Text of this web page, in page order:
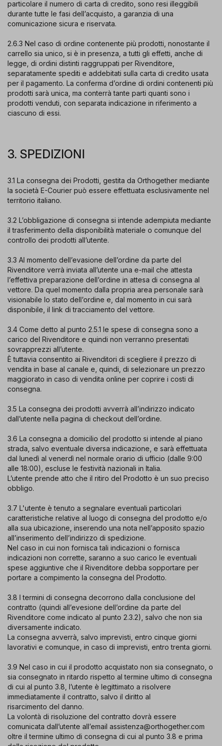
particolare il numero di carta di credito, sono resi illeggibili
durante tutte le fasi dell’acquisto, a garanzia di una
comunicazione sicura e riservata.
2.6.3 Nel caso di ordine contenente più prodotti, nonostante il
carrello sia unico, si è in presenza, a tutti gli effetti, anche di
legge, di ordini distinti raggruppati per Rivenditore,
separatamente spediti e addebitati sulla carta di credito usata
per il pagamento. La conferma d’ordine di ordini contenenti più
prodotti sarà unica, ma conterrà tante parti quanti sono i
prodotti venduti, con separata indicazione in riferimento a
ciascuno di essi.
3. SPEDIZIONI
3.1 La consegna dei Prodotti, gestita da Orthogether mediante
la società E-Courier può essere effettuata esclusivamente nel
territorio italiano.
3.2 L’obbligazione di consegna si intende adempiuta mediante
il trasferimento della disponibilità materiale o comunque del
controllo dei prodotti all’utente.
3.3 Al momento dell’evasione dell’ordine da parte del
Rivenditore verrà inviata all’utente una e-mail che attesta
l’effettiva preparazione dell’ordine in attesa di consegna al
vettore. Da quel momento dalla propria area personale sarà
visionabile lo stato dell’ordine e, dal momento in cui sarà
disponibile, il link di tracciamento del vettore.
3.4 Come detto al punto 2.5.1 le spese di consegna sono a
carico del Rivenditore e quindi non verranno presentati
sovrapprezzi all’utente.
È tuttavia consentito ai Rivenditori di scegliere il prezzo di
vendita in base al canale e, quindi, di selezionare un prezzo
maggiorato in caso di vendita online per coprire i costi di
consegna.
3.5 La consegna dei prodotti avverrà all’indirizzo indicato
dall’utente nella pagina di checkout dell’ordine.
3.6 La consegna a domicilio del prodotto si intende al piano
strada, salvo eventuale diversa indicazione, e sarà effettuata
dal lunedì al venerdì nel normale orario di ufficio (dalle 9:00
alle 18:00), escluse le festività nazionali in Italia.
L’utente prende atto che il ritiro del Prodotto è un suo preciso
obbligo.
3.7 L'utente è tenuto a segnalare eventuali particolari
caratteristiche relative al luogo di consegna del prodotto e/o
alla sua ubicazione, inserendo una nota nell’apposito spazio
all’inserimento dell’indirizzo di spedizione.
Nel caso in cui non fornisca tali indicazioni o fornisca
indicazioni non corrette, saranno a suo carico le eventuali
spese aggiuntive che il Rivenditore debba sopportare per
portare a compimento la consegna del Prodotto.
3.8 I termini di consegna decorrono dalla conclusione del
contratto (quindi all’evesione dell’ordine da parte del
Rivenditore come indicato al punto 2.3.2), salvo che non sia
diversamente indicato.
La consegna avverrà, salvo imprevisti, entro cinque giorni
lavorativi e comunque, in caso di imprevisti, entro trenta giorni.
3.9 Nel caso in cui il prodotto acquistato non sia consegnato, o
sia consegnato in ritardo rispetto al termine ultimo di consegna
di cui al punto 3.8, l’utente è legittimato a risolvere
immediatamente il contratto, salvo il diritto al
risarcimento del danno.
La volontà di risoluzione del contratto dovrà essere
comunicata dall’utente all’email assistenza@orthogether.com
oltre il termine ultimo di consegna di cui al punto 3.8 e prima